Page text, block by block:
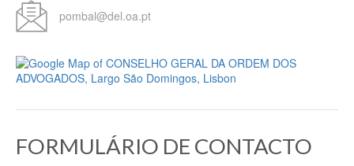
pombal@del.oa.pt
FORMULÁRIO DE CONTACTO